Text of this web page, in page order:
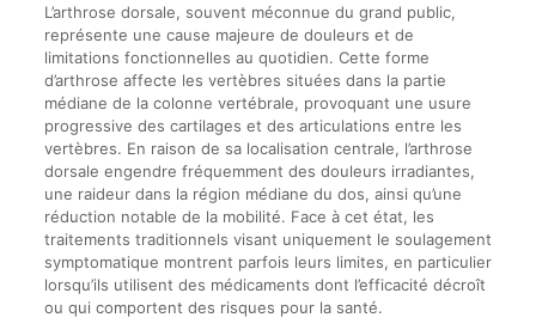
L’arthrose dorsale, souvent méconnue du grand public,
représente une cause majeure de douleurs et de
limitations fonctionnelles au quotidien. Cette forme
d’arthrose affecte les vertèbres situées dans la partie
médiane de la colonne vertébrale, provoquant une usure
progressive des cartilages et des articulations entre les
vertèbres. En raison de sa localisation centrale, l’arthrose
dorsale engendre fréquemment des douleurs irradiantes,
une raideur dans la région médiane du dos, ainsi qu’une
réduction notable de la mobilité. Face à cet état, les
traitements traditionnels visant uniquement le soulagement
symptomatique montrent parfois leurs limites, en particulier
lorsqu’ils utilisent des médicaments dont l’efficacité décroît
ou qui comportent des risques pour la santé.